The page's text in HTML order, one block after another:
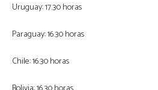
Uruguay: 17.30 horas
Paraguay: 16.30 horas
Chile: 16.30 horas